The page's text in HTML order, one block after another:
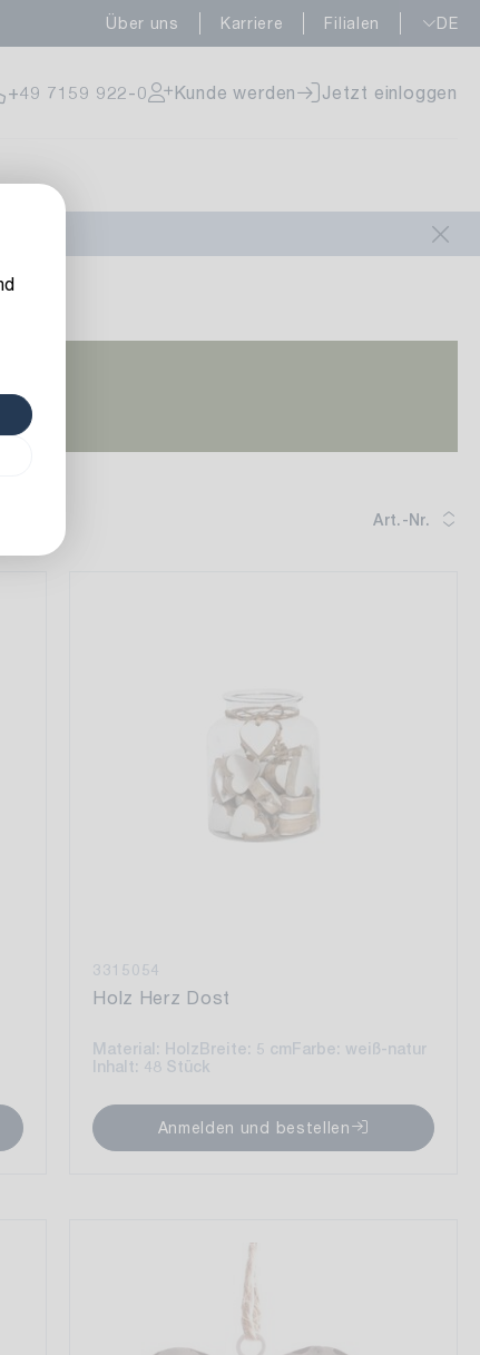
Über uns Karriere Filialen DE
+49 7159 922-0 Kunde werden Jetzt einloggen
Art.-Nr.
3315054
Holz Herz Dost
Material: Holz Breite: 5 cm Farbe: weiß-natur
Inhalt: 48 Stück
Anmelden und bestellen